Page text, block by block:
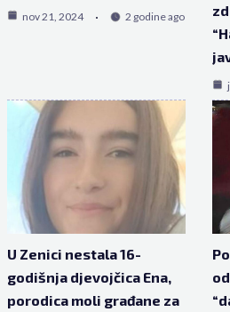
nov 21, 2024 2 godine ago
U Zenici nestala 16-
godišnja djevojčica Ena,
porodica moli građane za